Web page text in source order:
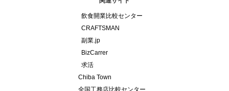
飲食開業比較センター
CRAFTSMAN
副業.jp
BizCarrer
求活
Chiba Town